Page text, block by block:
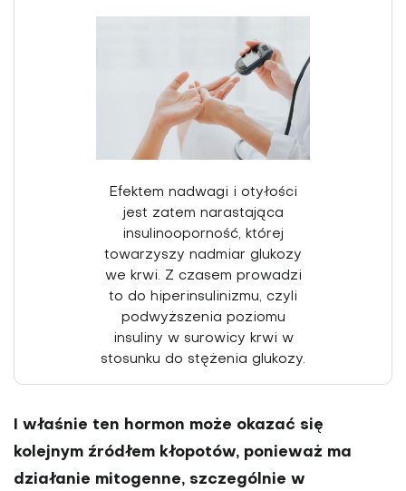
Efektem nadwagi i otyłości
jest zatem narastająca
insulinooporność, której
towarzyszy nadmiar glukozy
we krwi. Z czasem prowadzi
to do hiperinsulinizmu, czyli
podwyższe­nia poziomu
insuliny w surowicy krwi w
stosunku do stężenia glukozy.
I właśnie ten hormon może oka­zać się
kolejnym źródłem kłopotów, ponieważ ma
działanie mitogenne, szczególnie w